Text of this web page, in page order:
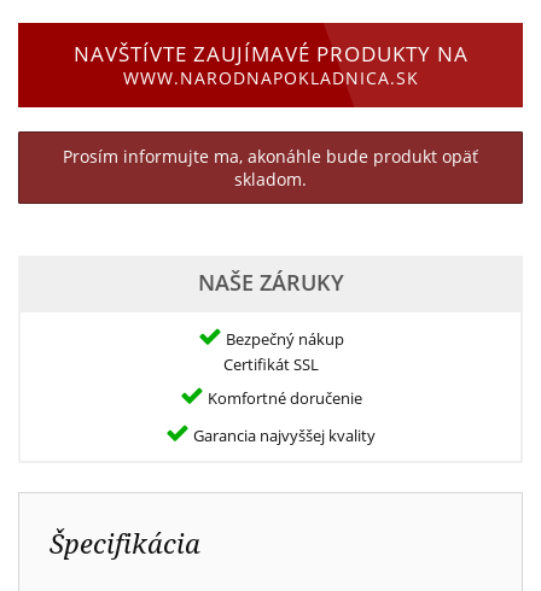
NAVŠTÍVTE ZAUJÍMAVÉ PRODUKTY NA
WWW.NARODNAPOKLADNICA.SK
Prosím informujte ma, akonáhle bude produkt opäť
skladom.
NAŠE ZÁRUKY
Bezpečný nákup
Certifikát SSL
Komfortné doručenie
Garancia najvyššej kvality
Špecifikácia